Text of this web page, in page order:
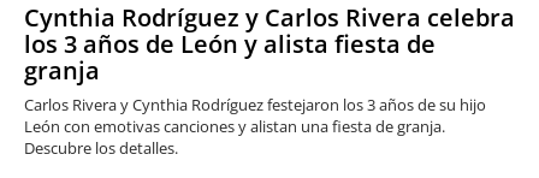
Cynthia Rodríguez y Carlos Rivera celebra
los 3 años de León y alista fiesta de
granja
Carlos Rivera y Cynthia Rodríguez festejaron los 3 años de su hijo
León con emotivas canciones y alistan una fiesta de granja.
Descubre los detalles.